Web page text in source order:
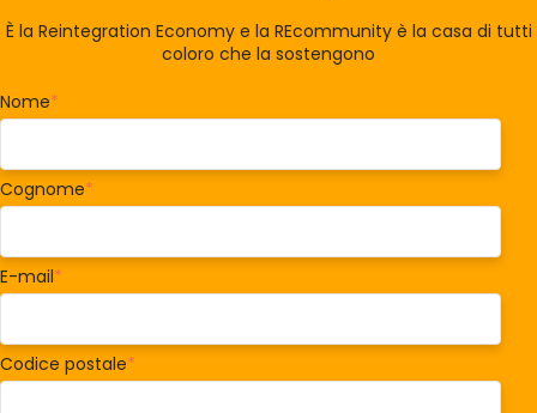
È la Reintegration Economy e la REcommunity è la casa di tutti
coloro che la sostengono
Nome*
Cognome*
E-mail*
Codice postale*